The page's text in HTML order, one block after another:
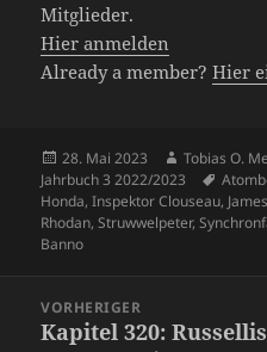
Mitglieder.
Hier anmelden
Already a member?Hier
Veröffentlicht
am
28. Mai 2023 Autor
Tobias O.
Jahrbuch 3 2022/2023
Honda,Inspektor Clouseau,
Rhodan,Struwwelpeter,
Banno
VORHERIGER
Vorheriger
Kapitel 320: